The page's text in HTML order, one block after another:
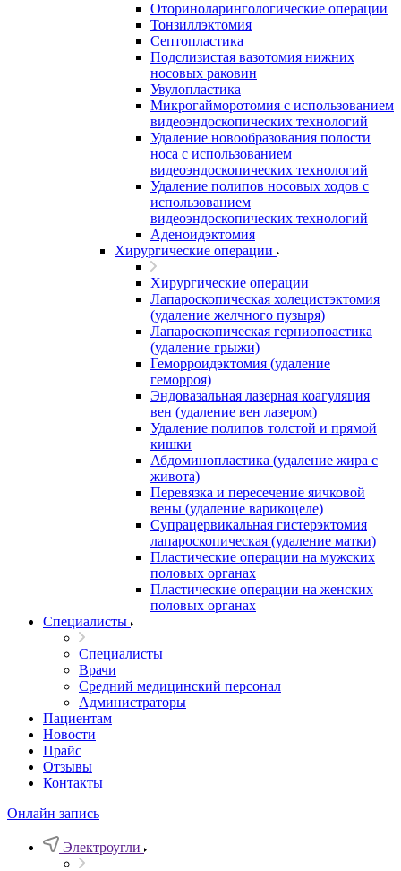
Оториноларингологические операции
Тонзиллэктомия
Септопластика
Подслизистая вазотомия нижних
носовых раковин
Увулопластика
Микрогайморотомия с использованием
видеоэндоскопических технологий
Удаление новообразования полости
носа с использованием
видеоэндоскопических технологий
Удаление полипов носовых ходов с
использованием
видеоэндоскопических технологий
Аденоидэктомия
Хирургические операции
Хирургические операции
Лапароскопическая холецистэктомия
(удаление желчного пузыря)
Лапароскопическая герниопоастика
(удаление грыжи)
Геморроидэктомия (удаление
геморроя)
Эндовазальная лазерная коагуляция
вен (удаление вен лазером)
Удаление полипов толстой и прямой
кишки
Абдоминопластика (удаление жира с
живота)
Перевязка и пересечение яичковой
вены (удаление варикоцеле)
Супрацервикальная гистерэктомия
лапароскопическая (удаление матки)
Пластические операции на мужских
половых органах
Пластические операции на женских
половых органах
Специалисты
Специалисты
Врачи
Средний медицинский персонал
Администраторы
Пациентам
Новости
Прайс
Отзывы
Контакты
Онлайн запись
Электроугли